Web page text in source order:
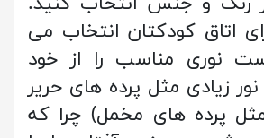
اتاق کودکتان انتخاب می
نوری مناسب را از خود
زیادی مثل پرده های حریر
پرده های مخمل) چرا که